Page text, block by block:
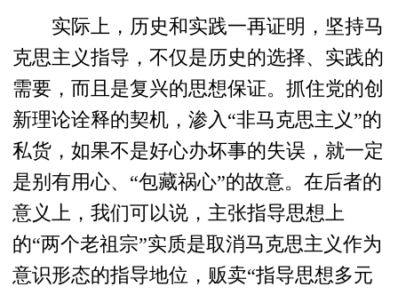
实际上，历史和实践一再证明，坚持马
克思主义指导，不仅是历史的选择、实践的
需要，而且是复兴的思想保证。抓住党的创
新理论诠释的契机，渗入“非马克思主义”的
私货，如果不是好心办坏事的失误，就一定
是别有用心、“包藏祸心”的故意。在后者的
意义上，我们可以说，主张指导思想上
的“两个老祖宗”实质是取消马克思主义作为
意识形态的指导地位，贩卖“指导思想多元